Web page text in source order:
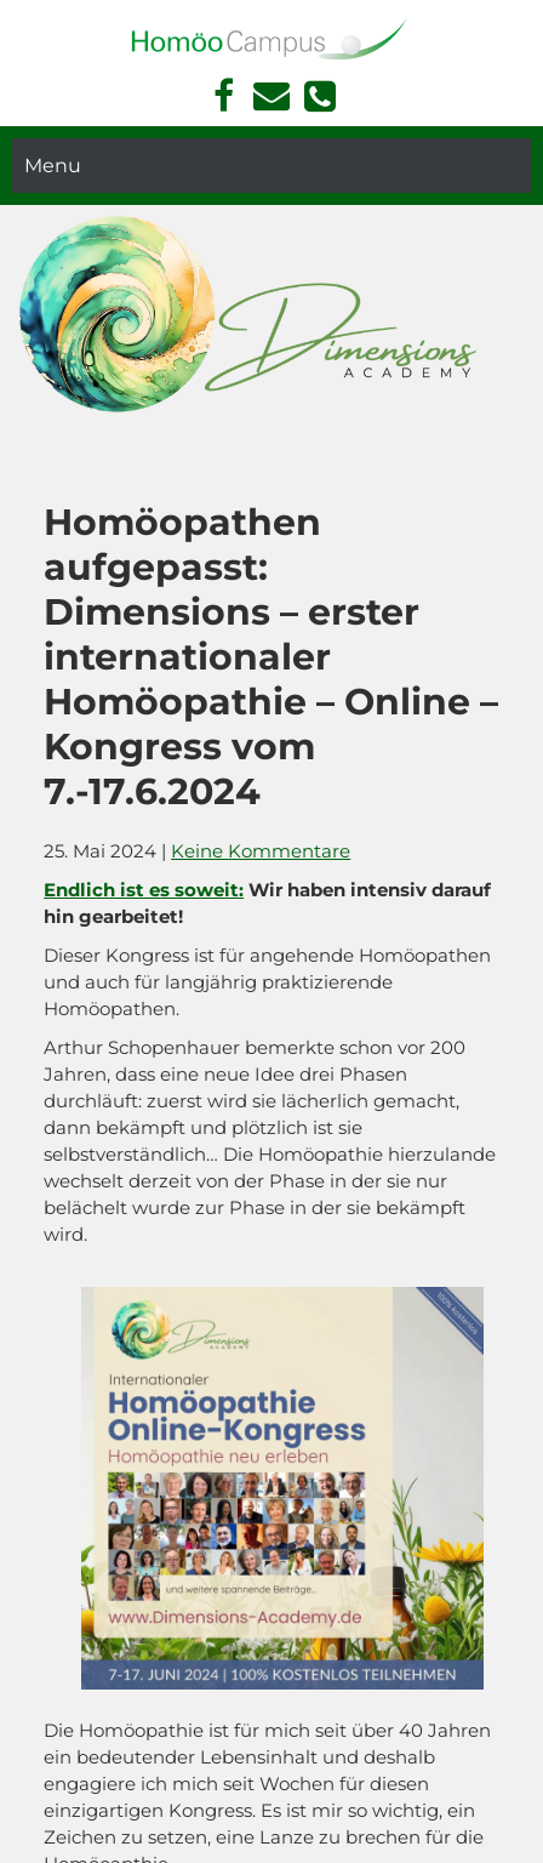
Akademie Für Homöopathie Und Face Reading In München
Face
book
Kont
akt
Face
ing
thie
in
Mün
chen
Telef
Menu
Homöopathen
aufgepasst:
Dimensions – erster
internationaler
Homöopathie – Online –
Kongress vom
7.-17.6.2024
25. Mai 2024 | Keine Kommentare
Endlich ist es soweit: Wir haben intensiv darauf
hin gearbeitet!
Dieser Kongress ist für angehende Homöopathen
und auch für langjährig praktizierende
Homöopathen.
Arthur Schopenhauer bemerkte schon vor 200
Jahren, dass eine neue Idee drei Phasen
durchläuft: zuerst wird sie lächerlich gemacht,
dann bekämpft und plötzlich ist sie
selbstverständlich… Die Homöopathie hierzulande
wechselt derzeit von der Phase in der sie nur
belächelt wurde zur Phase in der sie bekämpft
wird.
Die Homöopathie ist für mich seit über 40 Jahren
ein bedeutender Lebensinhalt und deshalb
engagiere ich mich seit Wochen für diesen
einzigartigen Kongress. Es ist mir so wichtig, ein
Zeichen zu setzen, eine Lanze zu brechen für die